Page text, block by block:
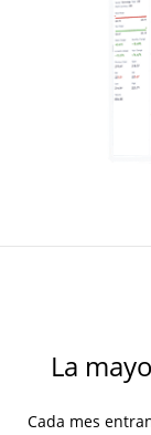
La
Cada mes